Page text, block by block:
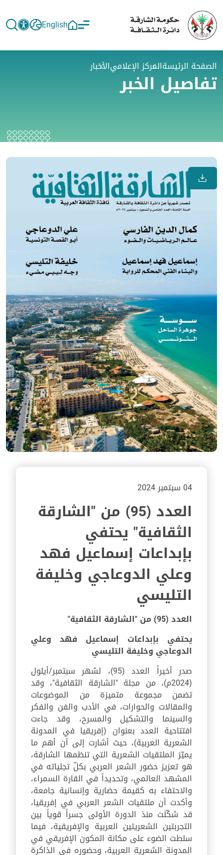
English
الصفحة الرئيسةالمركز الإعلاميالأخبار
تفاصيل الخبر
04 سبتمبر 2024
العدد (95) من "الشارقة
الثقافية" يحتفي
بإبداعات إسماعيل فهد
وعلي الدوعاجي وخليفة
التليسي
العدد (95) من "الشارقة الثقافية"
يحتفي بإبداعات إسماعيل فهد وعلي
الدوعاجي وخليفة التليسي
صدر أخيراً العدد (95)، لشهر سبتمبر/أيلول
(2024م)، من مجلة "الشارقة الثقافية"، وقد
تضمن مجموعة متميزة من الموضوعات
والمقالات والحوارات، في الأدب والفن والفكر
والسينما والتشكيل والمسرح، وقد جاءت
افتتاحية العدد بعنوان (إفريقيا في المدونة
الشعرية العربية)، حيث أشارت إلى أن أهم ما
يميّز الملتقيات الشعرية التي تنظمها الشارقة،
هو تعزيز حضور الشعر العربي بكلّ تجلياته في
المشهد العالمي، وتحديداً في القارة السمراء،
والاحتفاء به كقيمة حضارية وإنسانية جامعة،
وأكدت أن ملتقيات الشعر العربي في إفريقيا،
قد شكّلت منذ الدورة الأولى جسراً قوياً بين
التجربتين الشعريتين العربية والإفريقية، فيما
سلطت الضوء على مكانة المكون الإفريقي في
المدونة الشعرية العربية، وحضوره في الذاكرة